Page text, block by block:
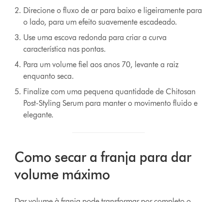
Direcione o fluxo de ar para baixo e ligeiramente para
o lado, para um efeito suavemente escadeado.
Use uma escova redonda para criar a curva
característica nas pontas.
Para um volume fiel aos anos 70, levante a raiz
enquanto seca.
Finalize com uma pequena quantidade de Chitosan
Post-Styling Serum para manter o movimento fluido e
elegante.
Como secar a franja para dar
volume máximo